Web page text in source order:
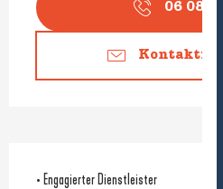
06 08
• Engagierter Dienstleister